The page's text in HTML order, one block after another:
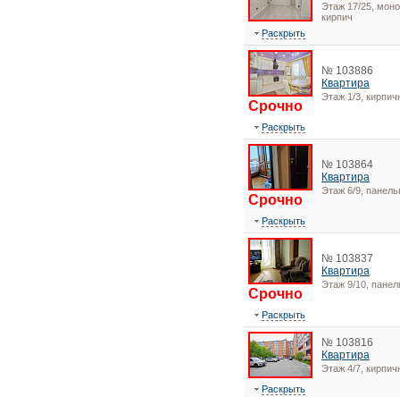
Этаж 17/25,
кирпич
Раскрыть
Срочно
№ 103886
Квартира
Этаж 1/3,
Раскрыть
Срочно
№ 103864
Квартира
Этаж 6/9,
Раскрыть
Срочно
№ 103837
Квартира
Этаж 9/10,
Раскрыть
№ 103816
Квартира
Этаж 4/7,
Раскрыть